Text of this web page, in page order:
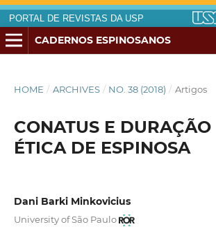
PORTAL DE REVISTAS DA USP
CADERNOS ESPINOSANOS
HOME / ARCHIVES / NO. 38 (2018) / Artigos
CONATUS E
ÉTICA DE ESPINOSA
Dani Barki Minkovicius
University of São Paulo